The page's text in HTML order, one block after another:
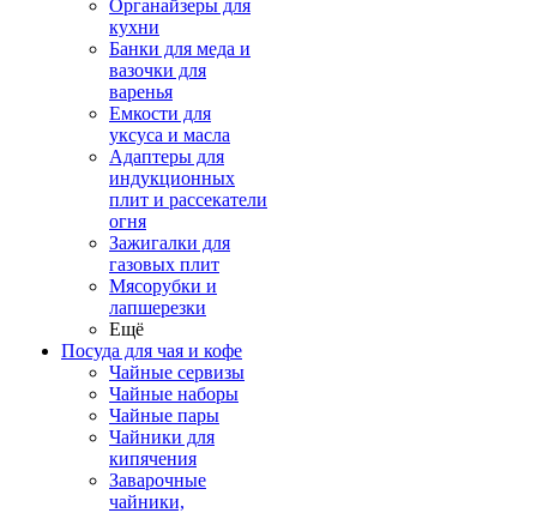
Органайзеры для
кухни
Банки для меда и
вазочки для
варенья
Емкости для
уксуса и масла
Адаптеры для
индукционных
плит и рассекатели
огня
Зажигалки для
газовых плит
Мясорубки и
лапшерезки
Ещё
Посуда для чая и кофе
Чайные сервизы
Чайные наборы
Чайные пары
Чайники для
кипячения
Заварочные
чайники,